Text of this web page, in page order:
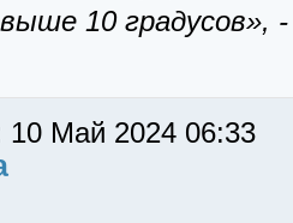
10 градусов»,
10 Май 2024 06:33